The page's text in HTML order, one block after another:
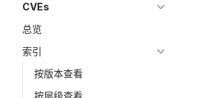
CVEs
总览
索引
按版本查看
按层级查看